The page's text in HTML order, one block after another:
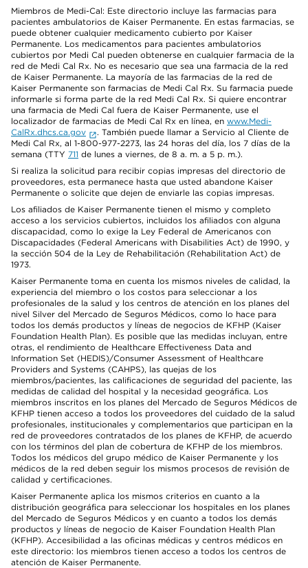
Miembros de Medi-Cal: Este directorio incluye las farmacias para
pacientes ambulatorios de Kaiser Permanente. En estas farmacias, se
puede obtener cualquier medicamento cubierto por Kaiser
Permanente. Los medicamentos para pacientes ambulatorios
cubiertos por Medi Cal pueden obtenerse en cualquier farmacia de la
red de Medi Cal Rx. No es necesario que sea una farmacia de la red
de Kaiser Permanente. La mayoría de las farmacias de la red de
Kaiser Permanente son farmacias de Medi Cal Rx. Su farmacia puede
informarle si forma parte de la red Medi Cal Rx. Si quiere encontrar
una farmacia de Medi Cal fuera de Kaiser Permanente, use el
localizador de farmacias de Medi Cal Rx en línea, en www.Medi-
CalRx.dhcs.ca.gov
. También puede llamar a Servicio al Cliente de
Medi Cal Rx, al 1-800-977-2273, las 24 horas del día, los 7 días de la
semana (TTY 711 de lunes a viernes, de 8 a. m. a 5 p. m.).
Si realiza la solicitud para recibir copias impresas del directorio de
proveedores, esta permanece hasta que usted abandone Kaiser
Permanente o solicite que dejen de enviarle las copias impresas.
Los afiliados de Kaiser Permanente tienen el mismo y completo
acceso a los servicios cubiertos, incluidos los afiliados con alguna
discapacidad, como lo exige la Ley Federal de Americanos con
Discapacidades (Federal Americans with Disabilities Act) de 1990, y
la sección 504 de la Ley de Rehabilitación (Rehabilitation Act) de
1973.
Kaiser Permanente toma en cuenta los mismos niveles de calidad, la
experiencia del miembro o los costos para seleccionar a los
profesionales de la salud y los centros de atención en los planes del
nivel Silver del Mercado de Seguros Médicos, como lo hace para
todos los demás productos y líneas de negocios de KFHP (Kaiser
Foundation Health Plan). Es posible que las medidas incluyan, entre
otras, el rendimiento de Healthcare Effectiveness Data and
Information Set (HEDIS)/Consumer Assessment of Healthcare
Providers and Systems (CAHPS), las quejas de los
miembros/pacientes, las calificaciones de seguridad del paciente, las
medidas de calidad del hospital y la necesidad geográfica. Los
miembros inscritos en los planes del Mercado de Seguros Médicos de
KFHP tienen acceso a todos los proveedores del cuidado de la salud
profesionales, institucionales y complementarios que participan en la
red de proveedores contratados de los planes de KFHP, de acuerdo
con los términos del plan de cobertura de KFHP de los miembros.
Todos los médicos del grupo médico de Kaiser Permanente y los
médicos de la red deben seguir los mismos procesos de revisión de
calidad y certificaciones.
Kaiser Permanente aplica los mismos criterios en cuanto a la
distribución geográfica para seleccionar los hospitales en los planes
del Mercado de Seguros Médicos y en cuanto a todos los demás
productos y líneas de negocio de Kaiser Foundation Health Plan
(KFHP). Accesibilidad a las oficinas médicas y centros médicos en
este directorio: los miembros tienen acceso a todos los centros de
atención de Kaiser Permanente.